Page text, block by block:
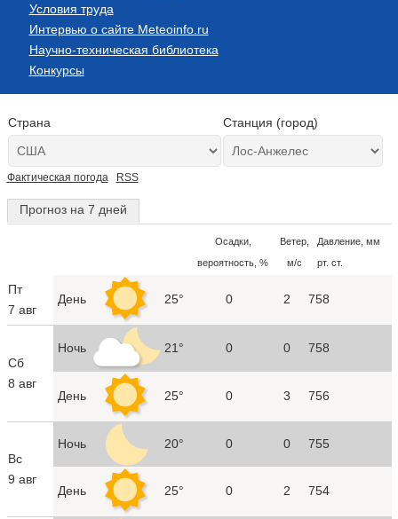
Условия труда
Интервью о сайте Meteoinfo.ru
Научно-техническая библиотека
Конкурсы
Страна Станция (город)
Фактическая погода RSS
Прогноз на 7 дней
Осадки,
вероятность, %
Ветер,
м/с
Давление, мм
рт. ст.
Пт
7 авг
День 25° 0 2 758
Сб
8 авг
Ночь 21° 0 0 758
День 25° 0 3 756
Вс
9 авг
Ночь 20° 0 0 755
День 25° 0 2 754